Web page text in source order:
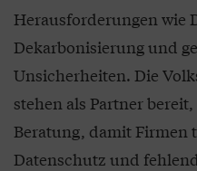
Herausforderungen wie
Dekarbonisierung und
Unsicherheiten. Die
stehen als Partner
Beratung, damit Firmen
Datenschutz und